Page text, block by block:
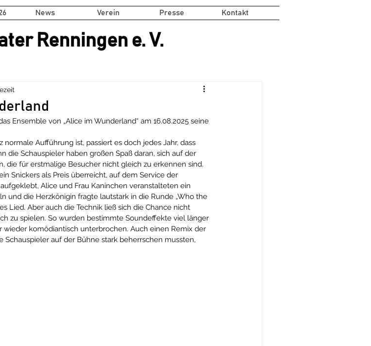
News Verein Presse Kontakt
Renningen e. V.
Ensemble von „Alice im Wunderland“ am 16.08.2025 seine
Aufführung ist, passiert es doch jedes Jahr, dass
die Schauspieler haben großen Spaß daran, sich auf der
die für erstmalige Besucher nicht gleich zu erkennen sind.
Snickers als Preis überreicht, auf dem Service der
Alice und Frau Kaninchen veranstalteten ein
und die Herzkönigin fragte lautstark in die Runde „Who the
Lied. Aber auch die Technik ließ sich die Chance nicht
zu spielen. So wurden bestimmte Soundeffekte viel länger
komödiantisch unterbrochen. Auch einen Remix der
Schauspieler auf der Bühne stark beherrschen mussten,